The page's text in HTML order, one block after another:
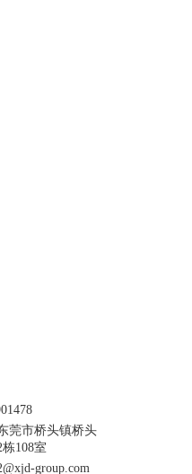
莞市桥头镇桥头
108室
group.com